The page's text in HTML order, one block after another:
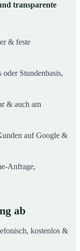
transparente
& feste
oder Stundenbasis,
& auch am
auf Google &
Anfrage,
ab
kostenlos &